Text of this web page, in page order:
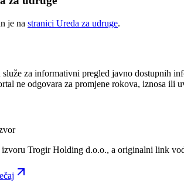
je na stranici Ureda za udruge.
služe za informativni pregled javno dostupnih
ne odgovara za promjene rokova, iznosa ili
izvoru Trogir Holding d.o.o., a originalni link